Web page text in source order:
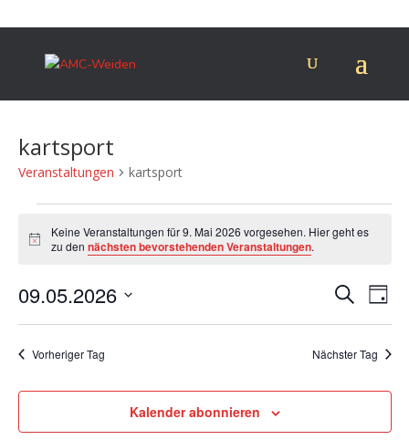
kartsport
Veranstaltungen kartsport
Veranstaltungen
für
Mai
2026
Hinweis
Keine Veranstaltungen für 9. Mai 2026 vorgesehen. Hier geht es
zu den nächsten bevorstehenden Veranstaltungen.
Suche
SucheTag
09.05.2026
Vorheriger Tag Nächster Tag
Kalender abonnieren